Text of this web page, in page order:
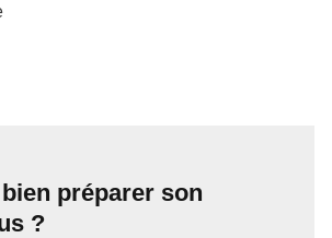
préparer son
?